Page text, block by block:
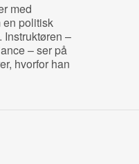
med
en politisk
–
– ser på
hvorfor han